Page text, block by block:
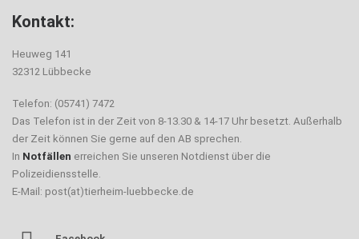
Kontakt:
Heuweg 141
32312 Lübbecke
Telefon: (05741) 7472
Das Telefon ist in der Zeit von 8-13.30 & 14-17 Uhr besetzt. Außerhalb
der Zeit können Sie gerne auf den AB sprechen.
In Notfällen erreichen Sie unseren Notdienst über die
Polizeidiensstelle.
E-Mail: post(at)tierheim-luebbecke.de